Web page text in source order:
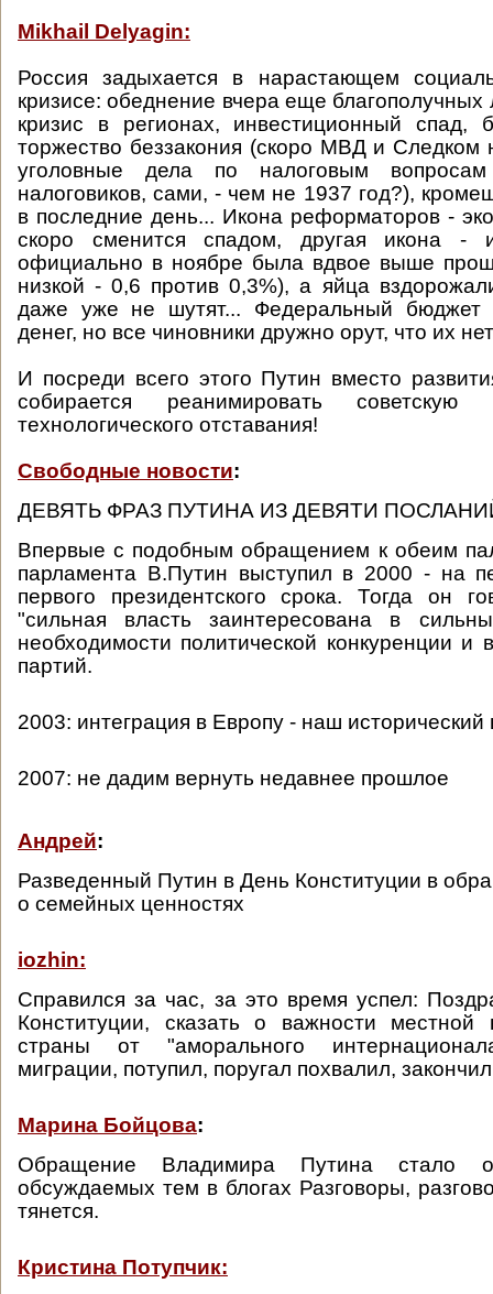
Mikhail Delyagin:
Россия задыхается в нарастающем
кризисе: обеднение вчера еще
кризис в регионах, инвестиционный спад,
торжество беззакония (скоро МВД и Следком
уголовные дела по налоговым
налоговиков, сами, - чем не 1937 год?),
в последние день... Икона реформаторов -
скоро сменится спадом, другая икона -
официально в ноябре была вдвое выше
низкой - 0,6 против 0,3%), а яйца
даже уже не шутят... Федеральный бюджет
денег, но все чиновники дружно орут, что их
И посреди всего этого Путин вместо
собирается реанимировать советскую
технологического отставания!
Свободные новости:
ДЕВЯТЬ ФРАЗ ПУТИНА ИЗ ДЕВЯТИ
Впервые с подобным обращением к обеим
парламента В.Путин выступил в 2000 - на
первого президентского срока. Тогда он
"сильная власть заинтересована в
необходимости политической конкуренции и
партий.
2003: интеграция в Европу - наш
2007: не дадим вернуть недавнее прошлое
Андрей:
Разведенный Путин в День Конституции в
о семейных ценностях
iozhin:
Справился за час, за это время успел:
Конституции, сказать о важности
страны от "аморального
миграции, потупил, поругал похвалил,
Марина Бойцова:
Обращение Владимира Путина стало
обсуждаемых тем в блогах Разговоры,
тянется.
Кристина Потупчик: